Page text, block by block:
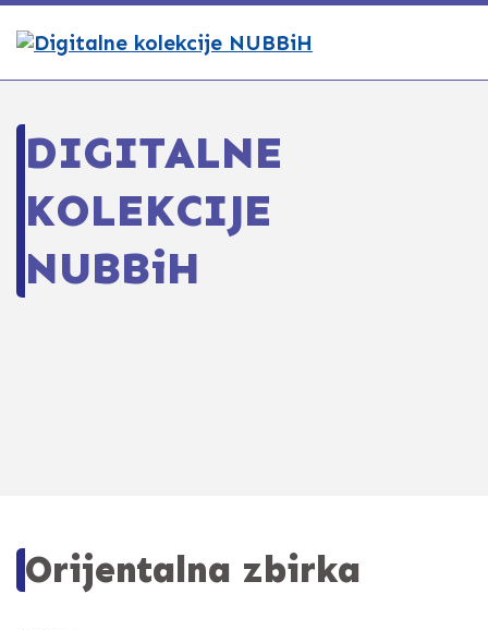
DIGITALNE
KOLEKCIJE
NUBBiH
Orijentalna zbirka